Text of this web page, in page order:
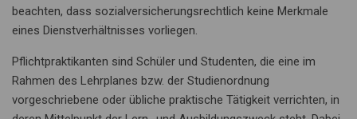
beachten, dass sozialversicherungsrechtlich keine Merkmale
eines Dienstverhältnisses vorliegen.
Pflichtpraktikanten sind Schüler und Studenten, die eine im
Rahmen des Lehrplanes bzw. der Studienordnung
vorgeschriebene oder übliche praktische Tätigkeit verrichten, in